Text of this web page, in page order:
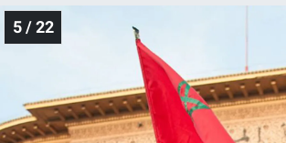
5 / 22